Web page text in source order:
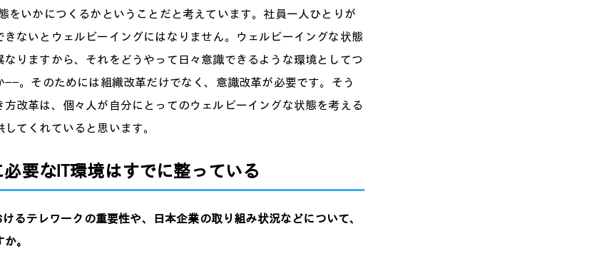
をいかにつくるかということだと考えています。社員一人ひとりが
きないとウェルビーイングにはなりません。ウェルビーイングな状態
なりますから、それをどうやって日々意識できるような環境としてつ
――。そのためには組織改革だけでなく、意識改革が必要です。そう
方改革は、個々人が自分にとってのウェルビーイングな状態を考える
てくれていると思います。
要なIT環境はすでに整っている
テレワークの重要性や、日本企業の取り組み状況などについて、
。